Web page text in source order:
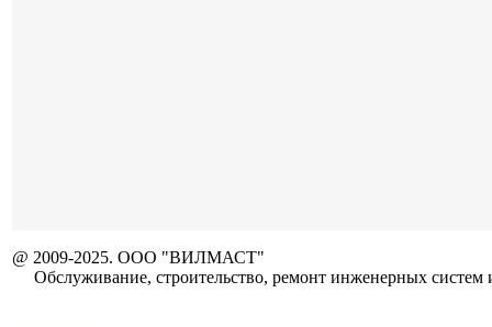
@ 2009-2025. ООО "ВИЛМАСТ"
Обслуживание, строительство, ремонт инженерных систем